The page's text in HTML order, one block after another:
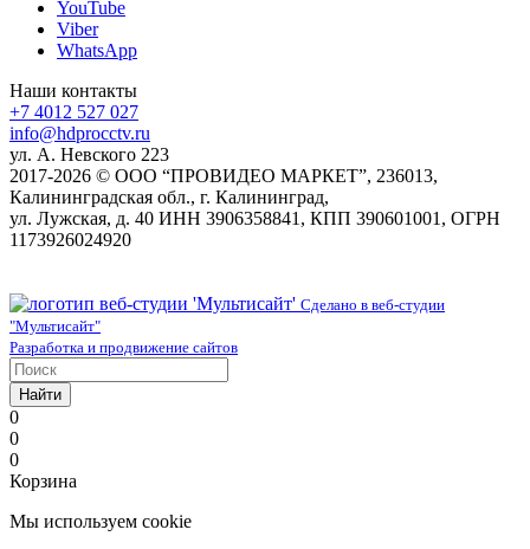
YouTube
Viber
WhatsApp
Наши контакты
+7 4012 527 027
info@hdprocctv.ru
ул. А. Невского 223
2017-2026 © ООО “ПРОВИДЕО МАРКЕТ”, 236013,
Калининградская обл., г. Калининград,
ул. Лужская, д. 40 ИНН 3906358841, КПП 390601001, ОГРН
1173926024920
Сделано в веб-студии
"Мультисайт"
Разработка и продвижение сайтов
Найти
0
0
0
Корзина
Мы используем cookie